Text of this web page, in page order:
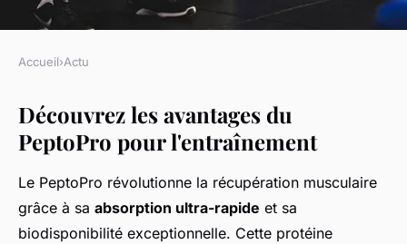
Découvrez les bienfaits
surprenants du peptopro pour
vos entraînements
régis • 16 décembre 2025 7 min de lecture
Accueil›Actu
Découvrez les avantages du
PeptoPro pour l'entraînement
Le PeptoPro révolutionne la récupération musculaire
grâce à sa absorption ultra-rapide et sa
biodisponibilité exceptionnelle. Cette protéine